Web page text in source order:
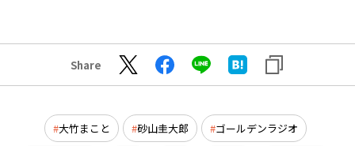
Share
大竹まこと 砂山圭大郎 ゴールデンラジオ